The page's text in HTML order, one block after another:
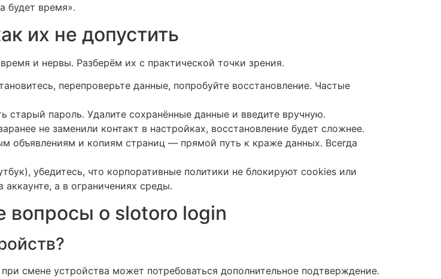
будет время».
их не допустить
и нервы. Разберём их с практической точки зрения.
перепроверьте данные, попробуйте восстановление. Частые
старый пароль. Удалите сохранённые данные и введите вручную.
не заменили контакт в настройках, восстановление будет сложнее.
объявлениям и копиям страниц — прямой путь к краже данных. Всегда
убедитесь, что корпоративные политики не блокируют cookies или
а в ограничениях среды.
вопросы о slotoro login
смене устройства может потребоваться дополнительное подтверждение.